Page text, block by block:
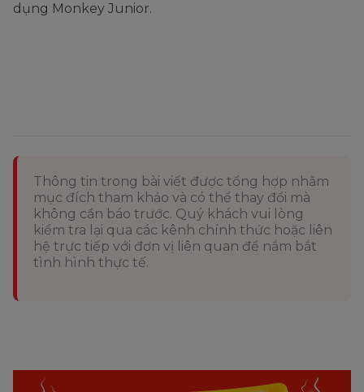
dụng Monkey Junior.
Thông tin trong bài viết được tổng hợp nhằm
mục đích tham khảo và có thể thay đổi mà
không cần báo trước. Quý khách vui lòng
kiểm tra lại qua các kênh chính thức hoặc liên
hệ trực tiếp với đơn vị liên quan để nắm bắt
tình hình thực tế.